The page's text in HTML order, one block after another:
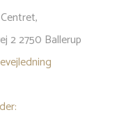
2 2750 Ballerup